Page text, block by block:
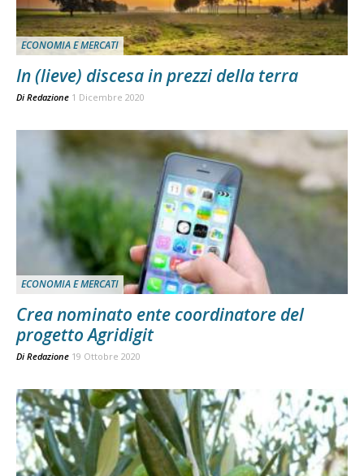
ECONOMIA E MERCATI
In (lieve) discesa in prezzi della terra
Di Redazione 1 Dicembre 2020
ECONOMIA E MERCATI
Crea nominato ente coordinatore del
progetto Agridigit
Di Redazione 19 Ottobre 2020